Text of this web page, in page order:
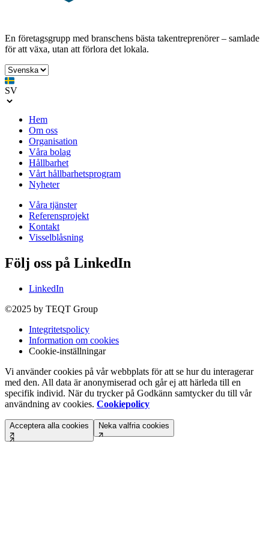
En företagsgrupp med branschens bästa takentreprenörer – samlade
för att växa, utan att förlora det lokala.
SV
Hem
Om oss
Organisation
Våra bolag
Hållbarhet
Vårt hållbarhetsprogram
Nyheter
Våra tjänster
Referensprojekt
Kontakt
Visselblåsning
Följ oss på LinkedIn
LinkedIn
©2025 by TEQT Group
Integritetspolicy
Information om cookies
Cookie-inställningar
Vi använder cookies på vår webbplats för att se hur du interagerar
med den. All data är anonymiserad och går ej att härleda till en
specifik individ. När du trycker på Godkänn samtycker du till vår
användning av cookies. Cookiepolicy
Acceptera alla cookies Neka valfria cookies